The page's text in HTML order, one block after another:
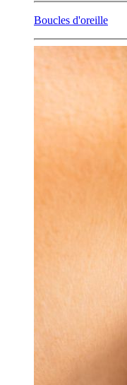
Boucles d'oreille